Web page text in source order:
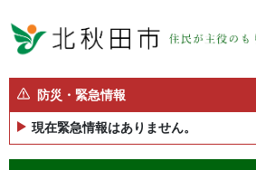
防災・緊急情報
現在緊急情報はありません。